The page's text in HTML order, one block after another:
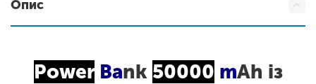
Опис
Power Bank 50000 mAh із